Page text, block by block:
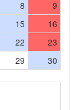
8
9
15
16
22
23
29 30